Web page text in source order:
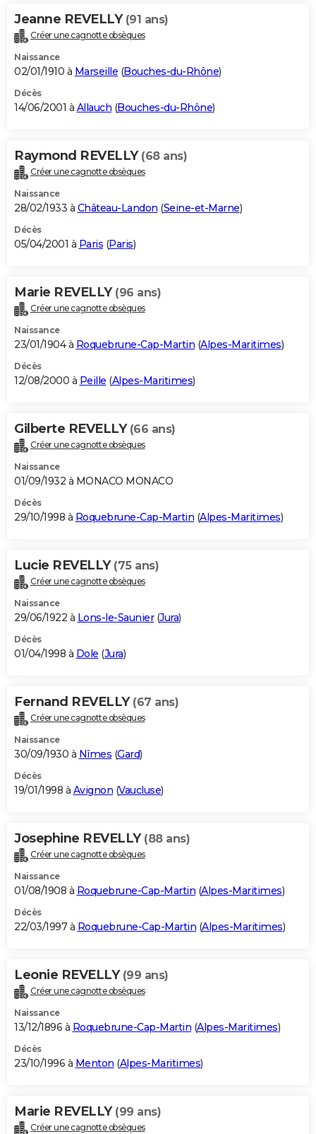
Jeanne REVELLY (91 ans)
Créer une cagnotte obsèques
Naissance
02/01/1910 à Marseille (Bouches-du-Rhône)
Décès
14/06/2001 à Allauch (Bouches-du-Rhône)
Raymond REVELLY (68 ans)
Créer une cagnotte obsèques
Naissance
28/02/1933 à Château-Landon (Seine-et-Marne)
Décès
05/04/2001 à Paris (Paris)
Marie REVELLY (96 ans)
Créer une cagnotte obsèques
Naissance
23/01/1904 à Roquebrune-Cap-Martin (Alpes-Maritimes)
Décès
12/08/2000 à Peille (Alpes-Maritimes)
Gilberte REVELLY (66 ans)
Créer une cagnotte obsèques
Naissance
01/09/1932 à MONACO MONACO
Décès
29/10/1998 à Roquebrune-Cap-Martin (Alpes-Maritimes)
Lucie REVELLY (75 ans)
Créer une cagnotte obsèques
Naissance
29/06/1922 à Lons-le-Saunier(Jura)
Décès
01/04/1998 à Dole (Jura)
Fernand REVELLY (67 ans)
Créer une cagnotte obsèques
Naissance
30/09/1930 à Nîmes (Gard)
Décès
19/01/1998 à Avignon (Vaucluse)
Josephine REVELLY (88 ans)
Créer une cagnotte obsèques
Naissance
01/08/1908 à Roquebrune-Cap-Martin (Alpes-Maritimes)
Décès
22/03/1997 à Roquebrune-Cap-Martin (Alpes-Maritimes)
Leonie REVELLY (99 ans)
Créer une cagnotte obsèques
Naissance
13/12/1896 à Roquebrune-Cap-Martin (Alpes-Maritimes)
Décès
23/10/1996 à Menton (Alpes-Maritimes)
Marie REVELLY (99 ans)
Créer une cagnotte obsèques